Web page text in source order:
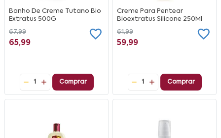
Banho De Creme Tutano Bio
Extratus 500G
67,99
65,99
1 Comprar
Creme Para Pentear
Bioextratus Silicone 250Ml
61,99
59,99
1 Comprar